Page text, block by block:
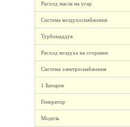
Расход масла на угар
Система воздухоснабжения
Турбонаддув
Расход воздуха на сгорание
Система электроснабжения
1 Батарея
Генератор
Модель